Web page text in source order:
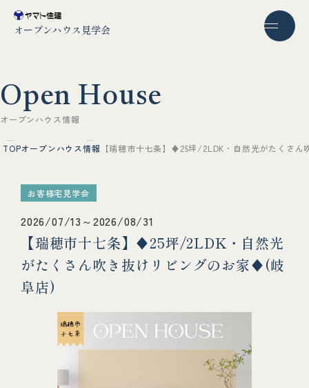
オープンハウス見学会
Open House
オー プンハ ウ ス情報
TOPオープンハウス情報 【瑞穂市十七条】♦25坪/2LDK・自然光がたくさ
お客様宅見学会
2026/07/13～2026/08/31
【瑞穂市十七条】♦25坪/2LDK・自然光
がたくさん吹き抜けリビングのお家♦(岐
阜店)